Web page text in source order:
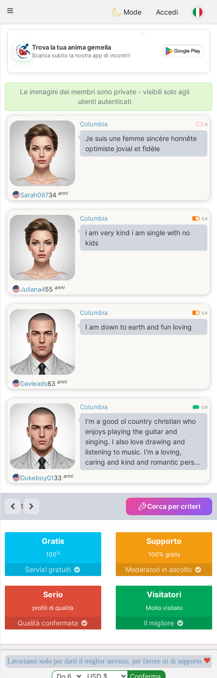
Handi Space
Toggle
Mode Accedi
💖
💕
💕
Trova la tua anima gemella
Scarica subito la nostra app di incontri!
Le immagini dei membri sono private - visibili solo agli
utenti autenticati
Columbia 0
Je suis une femme sincère honnête
optimiste jovial et fidèle
Sarah09734 anni
Columbia 0.4
i am very kind i am single with no
kids
Juliana455 anni
Columbia 0.4
I am down to earth and fun loving
Davleads63 anni
Columbia 0.9
I'm a good ol country christian who
enjoys playing the guitar and
singing. I also love drawing and
listening to music. I'm a loving,
caring and kind and romantic person
if treated right.
Dukeboy0133 anni
1 Cerca per criteri
Gratis
100%
Servizi gratuiti
Supporto
100% gratis
Moderatori in ascolto
Serio
profili di qualità
Qualità confermata
Visitatori
Molto visitato
Il migliore
Lavoriamo sodo per darti il miglior servizio, per favore sii di supporto